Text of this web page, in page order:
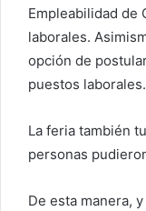
Empleabilidad de
laborales.
opción de
puestos laborales.
La feria también
personas
De esta manera,